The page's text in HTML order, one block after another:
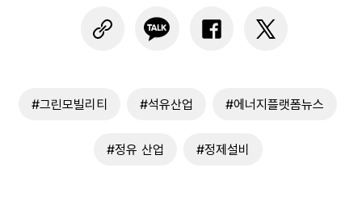
#그린모빌리티 #석유산업 #에너지플랫폼뉴스
#정유 산업 #정제설비